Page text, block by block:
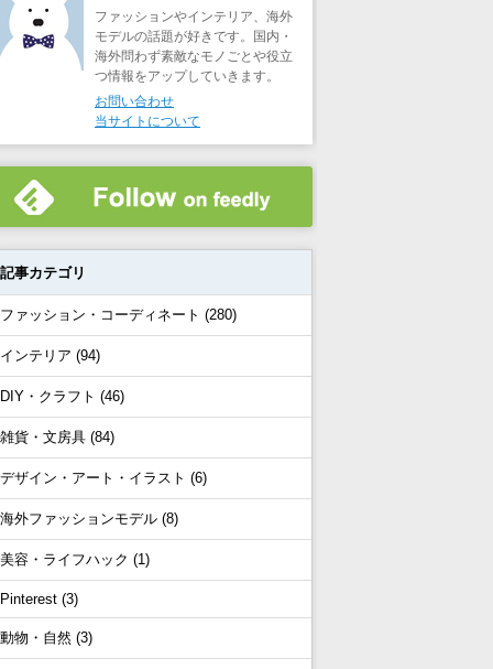
ファッションやインテリア、海外
モデルの話題が好きです。国内・
海外問わず素敵なモノごとや役立
つ情報をアップしていきます。
お問い合わせ
当サイトについて
記事カテゴリ
ファッション・コーディネート (280)
インテリア (94)
DIY・クラフト (46)
雑貨・文房具 (84)
デザイン・アート・イラスト (6)
海外ファッションモデル (8)
美容・ライフハック (1)
Pinterest (3)
動物・自然 (3)